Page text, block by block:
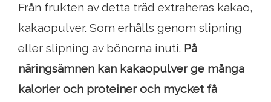
Från frukten av detta träd extraheras kakao,
kakaopulver. Som erhålls genom slipning
eller slipning av bönorna inuti. På
näringsämnen kan kakaopulver ge många
kalorier och proteiner och mycket få